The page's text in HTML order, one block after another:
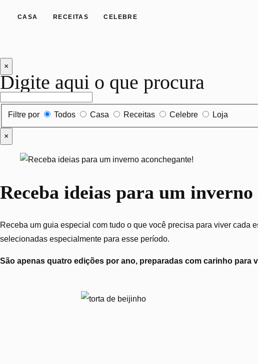
CASA RECEITAS CELEBRE
×
Digite aqui o que procura
Filtrar por tipo de conteúdo
Filtre por Todos Casa Receitas Celebre Loja
×
Receba ideias para um inverno
Receba um guia especial com tudo o que você precisa para viver
selecionadas especialmente para esse período.
São apenas quatro edições por ano, preparadas com carinho para
Torta de beijinho